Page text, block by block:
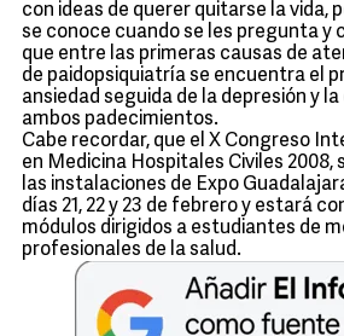
con ideas de querer quitarse la vida,
se conoce cuando se les pregunta y
que entre las primeras causas de
de paidopsiquiatría se encuentra el
ansiedad seguida de la depresión y
ambos padecimientos.
Cabe recordar, que el X Congreso
en Medicina Hospitales Civiles 2008,
las instalaciones de Expo
días 21, 22 y 23 de febrero y estará
módulos dirigidos a estudiantes de
profesionales de la salud.